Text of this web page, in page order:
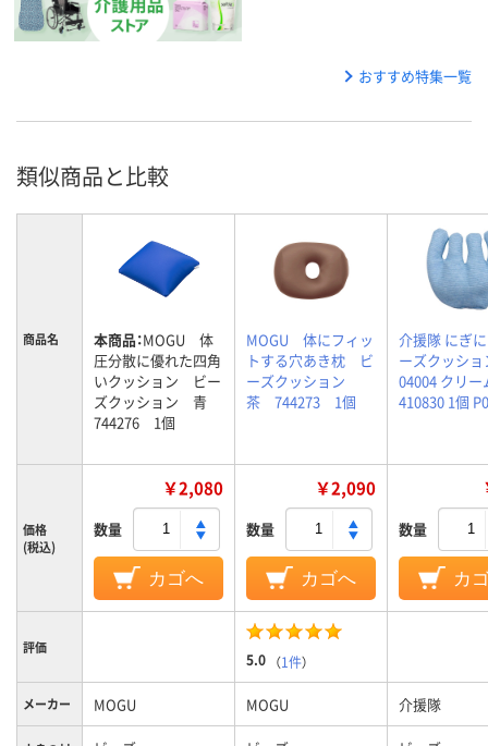
おすすめ特集一覧
類似商品と比較
商品名 本商品：MOGU 体
圧分散に優れた四角
いクッション ビー
ズクッション 青
744276 1個
MOGU 体にフィッ
トする穴あき枕 ビ
ーズクッション
茶 744273 1個
介援隊 にぎ
ーズクッショ
04004 クリー
410830 1個
価格
(税込)
￥2,080
数量
カゴへ
￥2,090
数量
カゴへ
数量
カ
評価
5.0 （1件）
メーカー MOGU MOGU 介援隊